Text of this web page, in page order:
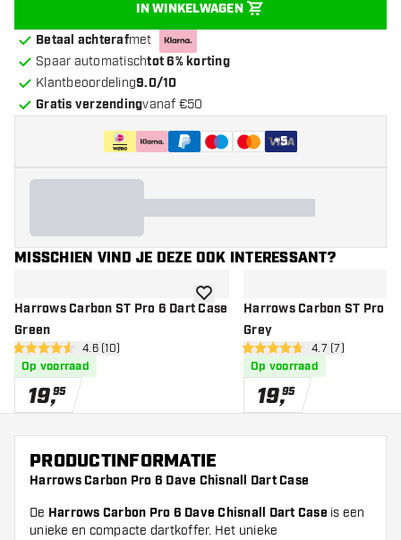
IN WINKELWAGEN
Betaal achterafmet
Spaar automatischtot 6% korting
Klantbeoordeling9.0/10
Gratis verzendingvanaf €50
+5
MISSCHIEN VIND JE DEZE OOK INTERESSANT?
Harrows Carbon ST Pro 6 Dart Case
Green
open reviews drawer
4.6 score sterren4.6 (10)
Op voorraad
19,95
toevoegen aan verlanglijst
Harrows Carbon ST Pro 6
Grey
open reviews
4.7 score sterren4.7 (7)
Op voorraad
19,95
PRODUCTINFORMATIE
Harrows Carbon Pro 6 Dave Chisnall Dart Case
De Harrows Carbon Pro 6 Dave Chisnall Dart Case is een
unieke en compacte dartkoffer. Het unieke